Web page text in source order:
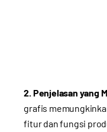
2. Penjelasan yang
grafis
fitur dan fungsi